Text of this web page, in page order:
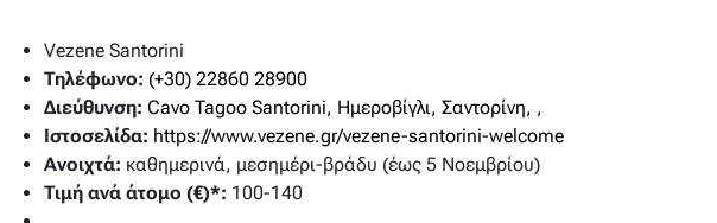
Vezene Santorini
Τηλέφωνο: (+30) 22860 28900
Διεύθυνση: Cavo Tagoo Santorini, Ημεροβίγλι, Σαντορίνη, ,
Ιστοσελίδα: https://www.vezene.gr/vezene-santorini-welcome
Ανοιχτά: καθημερινά, μεσημέρι-βράδυ (έως 5 Νοεμβρίου)
Τιμή ανά άτομο (€)*: 100-140